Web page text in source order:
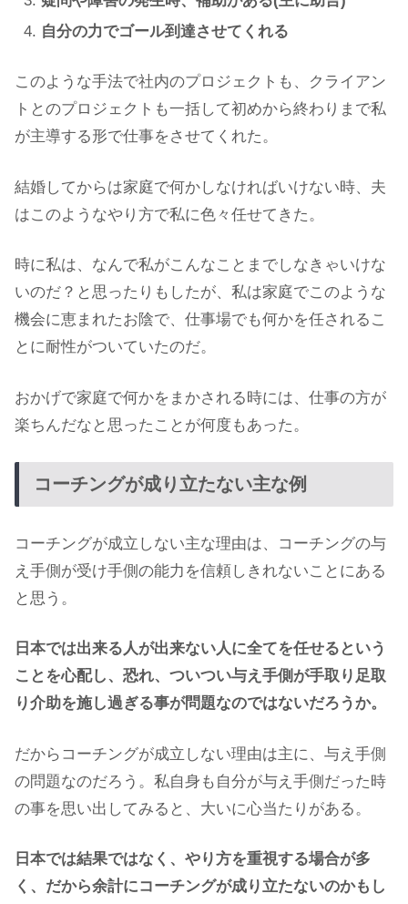
自分の力でゴール到達させてくれる
このような手法で社内のプロジェクトも、クライアン
トとのプロジェクトも一括して初めから終わりまで私
が主導する形で仕事をさせてくれた。
結婚してからは家庭で何かしなければいけない時、夫
はこのようなやり方で私に色々任せてきた。
時に私は、なんで私がこんなことまでしなきゃいけな
いのだ？と思ったりもしたが、私は家庭でこのような
機会に恵まれたお陰で、仕事場でも何かを任されるこ
とに耐性がついていたのだ。
おかげで家庭で何かをまかされる時には、仕事の方が
楽ちんだなと思ったことが何度もあった。
コーチングが成り立たない主な例
コーチングが成立しない主な理由は、コーチングの与
え手側が受け手側の能力を信頼しきれないことにある
と思う。
日本では出来る人が出来ない人に全てを任せるという
ことを心配し、恐れ、ついつい与え手側が手取り足取
り介助を施し過ぎる事が問題なのではないだろうか。
だからコーチングが成立しない理由は主に、与え手側
の問題なのだろう。私自身も自分が与え手側だった時
の事を思い出してみると、大いに心当たりがある。
日本では結果ではなく、やり方を重視する場合が多
く、だから余計にコーチングが成り立たないのかもし